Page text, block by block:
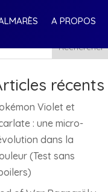
A PROPOS
Rechercher
récents
Violet et
: une micro-
dans la
(Test sans